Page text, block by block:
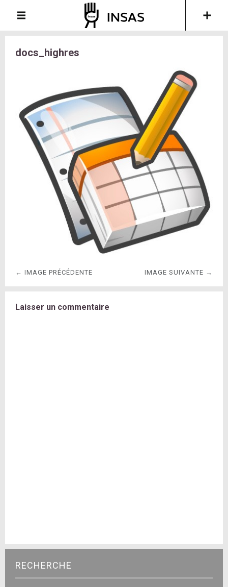
docs_highres
← IMAGE PRÉCÉDENTE IMAGE SUIVANTE →
Laisser un commentaire
RECHERCHE